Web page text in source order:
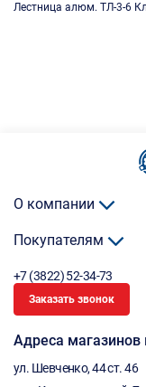
Лестница алюм. ТЛ-3-6
О компании
Покупателям
+7 (3822) 52-34-73
Заказать звонок
Адреса магазинов
ул. Шевченко, 44 ст. 46